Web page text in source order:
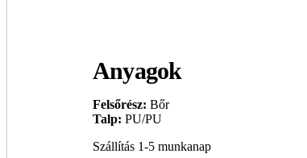
Anyagok
Felsőrész: Bőr
Talp: PU/PU
Szállítás 1-5 munkanap